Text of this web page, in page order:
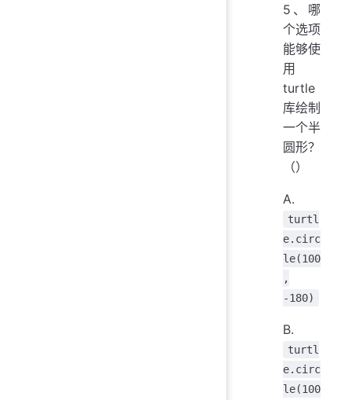
5、哪
个选项
能够使
用
turtle
库绘制
一个半
圆形？‪‬‪‬‪‬‪‬‪‬‮‬‫‬‫‬‪‬‪‬‪‬‪‬‪‬‮‬‫‬‫‬‪‬‪‬‪‬‪‬‪‬‮‬‭‬‫‬‪‬‪‬‪‬‪‬‪‬‮‬‫‬‫‬‪‬‪‬‪‬‪‬‪‬‮‬‫‬‭‬‬‬‬‬‬‬‬‬‬‬‬‬‬‬‬‬‬‬‬‬‬‬‬‬‬‬‬‬‬‬‬‬‬‬‬‬‬‬‬‬‬‬‬‬‬‬‬‬‬‬‬‬‬‬‬‬‬‬‬‬‬‬‬‬‬‬‬‬‬‬‬‬‬‬‬‬‬‬‬‬
（）
A.
turtl
e.circ
le(100
,
-180)
B.
turtl
e.circ
le(100